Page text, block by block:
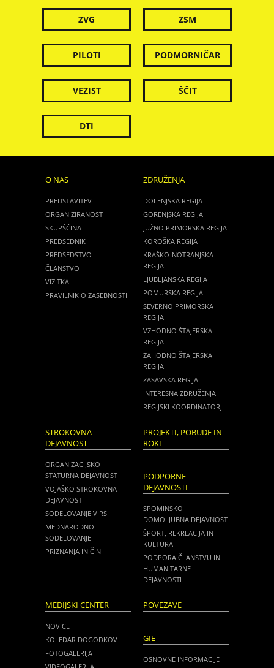
ZVG ZSM
PILOTI PODMORNIČAR
VEZIST ŠČIT
DTI
O NAS
PREDSTAVITEV
ORGANIZIRANOST
SKUPŠČINA
PREDSEDNIK
PREDSEDSTVO
ČLANSTVO
VIZITKA
PRAVILNIK O ZASEBNOSTI
ZDRUŽENJA
DOLENJSKA REGIJA
GORENJSKA REGIJA
JUŽNO PRIMORSKA REGIJA
KOROŠKA REGIJA
KRAŠKO-NOTRANJSKA
REGIJA
LJUBLJANSKA REGIJA
POMURSKA REGIJA
SEVERNO PRIMORSKA
REGIJA
VZHODNO ŠTAJERSKA
REGIJA
ZAHODNO ŠTAJERSKA
REGIJA
ZASAVSKA REGIJA
INTERESNA ZDRUŽENJA
REGIJSKI KOORDINATORJI
STROKOVNA
DEJAVNOST
ORGANIZACIJSKO
STATURNA DEJAVNOST
VOJAŠKO STROKOVNA
DEJAVNOST
SODELOVANJE V RS
MEDNARODNO
SODELOVANJE
PRIZNANJA IN ČINI
PROJEKTI, POBUDE IN
ROKI
PODPORNE
DEJAVNOSTI
SPOMINSKO
DOMOLJUBNA DEJAVNOST
ŠPORT, REKREACIJA IN
KULTURA
PODPORA ČLANSTVU IN
HUMANITARNE
DEJAVNOSTI
MEDIJSKI CENTER
NOVICE
KOLEDAR DOGODKOV
FOTOGALERIJA
POVEZAVE
GIE
OSNOVNE INFORMACIJE